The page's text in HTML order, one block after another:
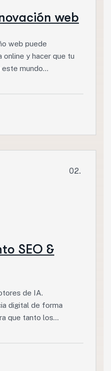
web
web puede
online y hacer que tu
este mundo…
02.
SEO &
de IA.
digital de forma
que tanto los…